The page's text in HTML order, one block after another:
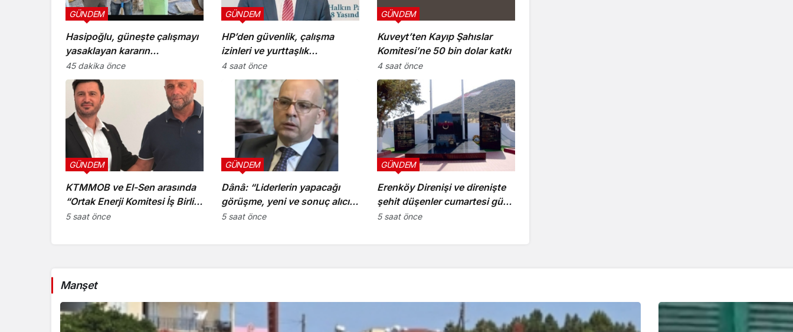
Hasipoğlu, güneşte çalışmayı
yasaklayan kararın
uygulanmasını
Yeniboğaziçi’nde denetledi
GÜNDEM
45 dakika önce
HP’den güvenlik, çalışma
izinleri ve yurttaşlık
uygulamalarına ilişkin öneriler
GÜNDEM
4 saat önce
Kuveyt’ten Kayıp Şahıslar
Komitesi’ne 50 bin dolar katkı
GÜNDEM
4 saat önce
KTMMOB ve El-Sen arasında
“Ortak Enerji Komitesi İş Birliği
Protokolü” imzalandı
GÜNDEM
5 saat önce
Dânâ: “Liderlerin yapacağı
görüşme, yeni ve sonuç alıcı
5+1 toplantısına hazırlık
GÜNDEM
5 saat önce
Erenköy Direnişi ve direnişte
şehit düşenler cumartesi günü
düzenlenecek törenle anılacak
GÜNDEM
5 saat önce
Manşet